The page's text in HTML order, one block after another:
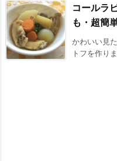
コールラ
も・超簡
かわいい見
トフを作り